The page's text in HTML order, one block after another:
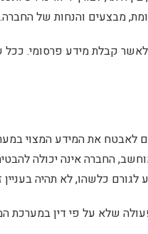
מבצעים והנחות של החברה.
קבלת מידע פרסומי. ככל
לאבטח את המידע המצוי
החברה אינה יכולה
כלשהו, לא תהיה
שלא על פי דין במערכת